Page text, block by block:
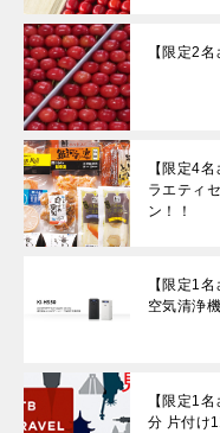
【限定2
【限定4
ラエティ
ン！！
【限定1
空気清浄
【限定1
分 片付け